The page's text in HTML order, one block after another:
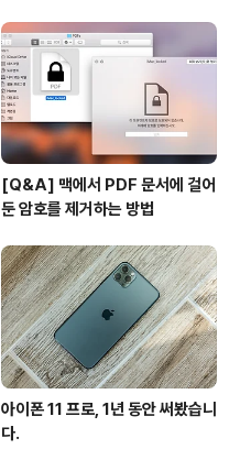
[Q&A] 맥에서 PDF 문서에 걸어
둔 암호를 제거하는 방법
아이폰 11 프로, 1년 동안 써봤습니
다.